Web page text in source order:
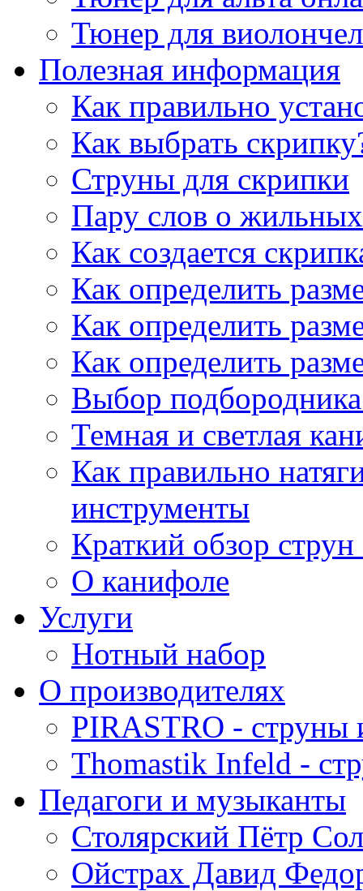
Тюнер для
Полезная информация
Как правильно
Как выбрать
Струны для скрипки
Пару слов о
Как создается
Как определить
Как определить
Как определить
Выбор
Темная и светлая
Как правильно
инструменты
Краткий обзор
О канифоле
Услуги
Нотный набор
О производителях
PIRASTRO - струны
Thomastik Infeld -
Педагоги и музыканты
Столярский Пётр
Ойстрах Давид